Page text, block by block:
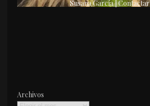
Susana García | Contactar
Archivos